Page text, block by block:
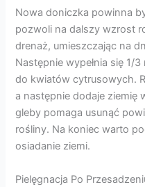
Nowa doniczka powinna
pozwoli na dalszy wzrost
drenaż, umieszczając na
Następnie wypełnia się 1/
do kwiatów cytrusowych.
a następnie dodaje ziemię
gleby pomaga usunąć
rośliny. Na koniec warto
osiadanie ziemi.
Pielęgnacja Po